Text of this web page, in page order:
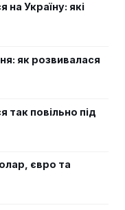
на Україну: які
як розвивалася
так повільно під
євро та